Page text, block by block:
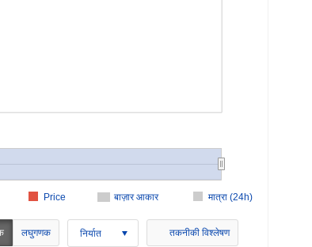
बाज़ार आकार मात्रा (24h)
Price
लघुगणक निर्यात तकनीकी विश्लेषण